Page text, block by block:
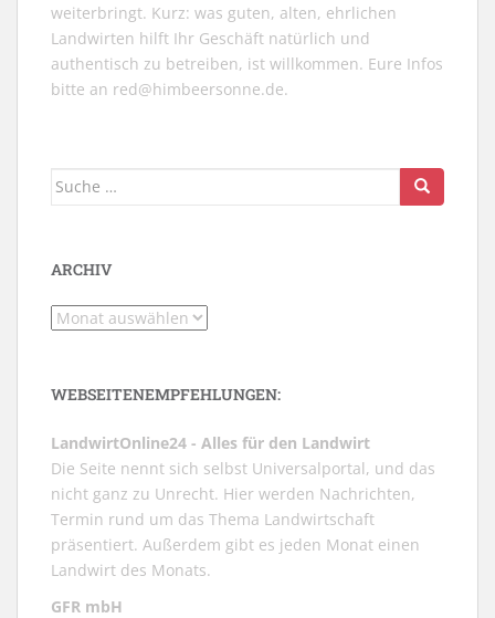
weiterbringt. Kurz: was guten, alten, ehrlichen
Landwirten hilft Ihr Geschäft natürlich und
authentisch zu betreiben, ist willkommen. Eure Infos
bitte an red@himbeersonne.de.
Suche
ARCHIV
Archiv
WEBSEITENEMPFEHLUNGEN:
LandwirtOnline24 - Alles für den Landwirt
Die Seite nennt sich selbst Universalportal, und das
nicht ganz zu Unrecht. Hier werden Nachrichten,
Termin rund um das Thema Landwirtschaft
präsentiert. Außerdem gibt es jeden Monat einen
Landwirt des Monats.
GFR mbH